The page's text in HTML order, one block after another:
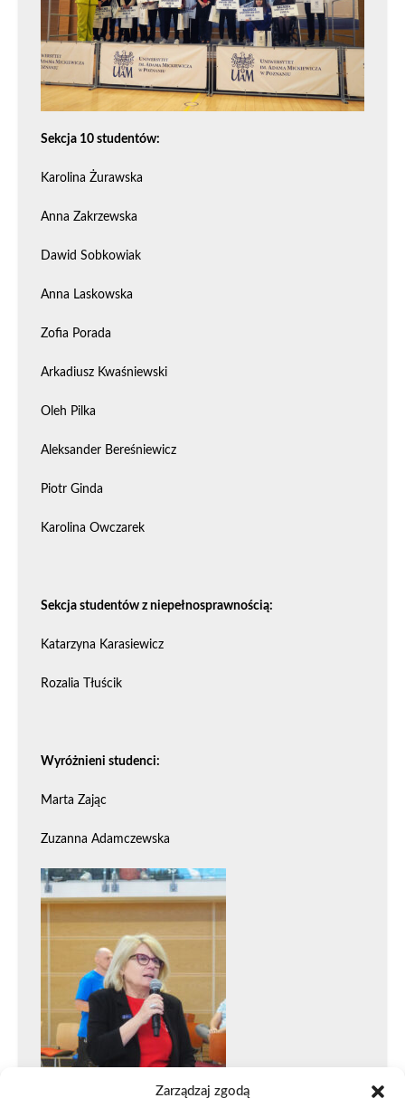
Zarządzaj zgodą
Sekcja 10 studentów:
Karolina Żurawska
Anna Zakrzewska
Dawid Sobkowiak
Anna Laskowska
Zofia Porada
Arkadiusz Kwaśniewski
Oleh Pilka
Aleksander Bereśniewicz
Piotr Ginda
Karolina Owczarek
Sekcja studentów z niepełnosprawnością:
Katarzyna Karasiewicz
Rozalia Tłuścik
Wyróżnieni studenci:
Marta Zając
Zuzanna Adamczewska